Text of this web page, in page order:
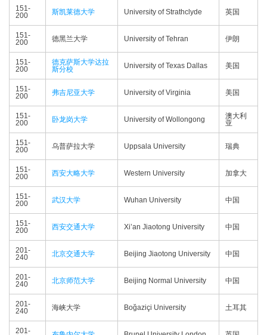
151-
200
斯凯莱德大学 University of Strathclyde 英国
151-
200
德黑兰大学 University of Tehran 伊朗
151-
200
德克萨斯大学达拉
斯分校
University of Texas Dallas 美国
151-
200
弗吉尼亚大学 University of Virginia 美国
151-
200
卧龙岗大学 University of Wollongong
澳大利
亚
151-
200
乌普萨拉大学 Uppsala University 瑞典
151-
200
西安大略大学 Western University 加拿大
151-
200
武汉大学 Wuhan University 中国
151-
200
西安交通大学 Xi’an Jiaotong University 中国
201-
240
北京交通大学 Beijing Jiaotong University 中国
201-
240
北京师范大学 Beijing Normal University 中国
201-
240
海峡大学 Boğaziçi University 土耳其
201-